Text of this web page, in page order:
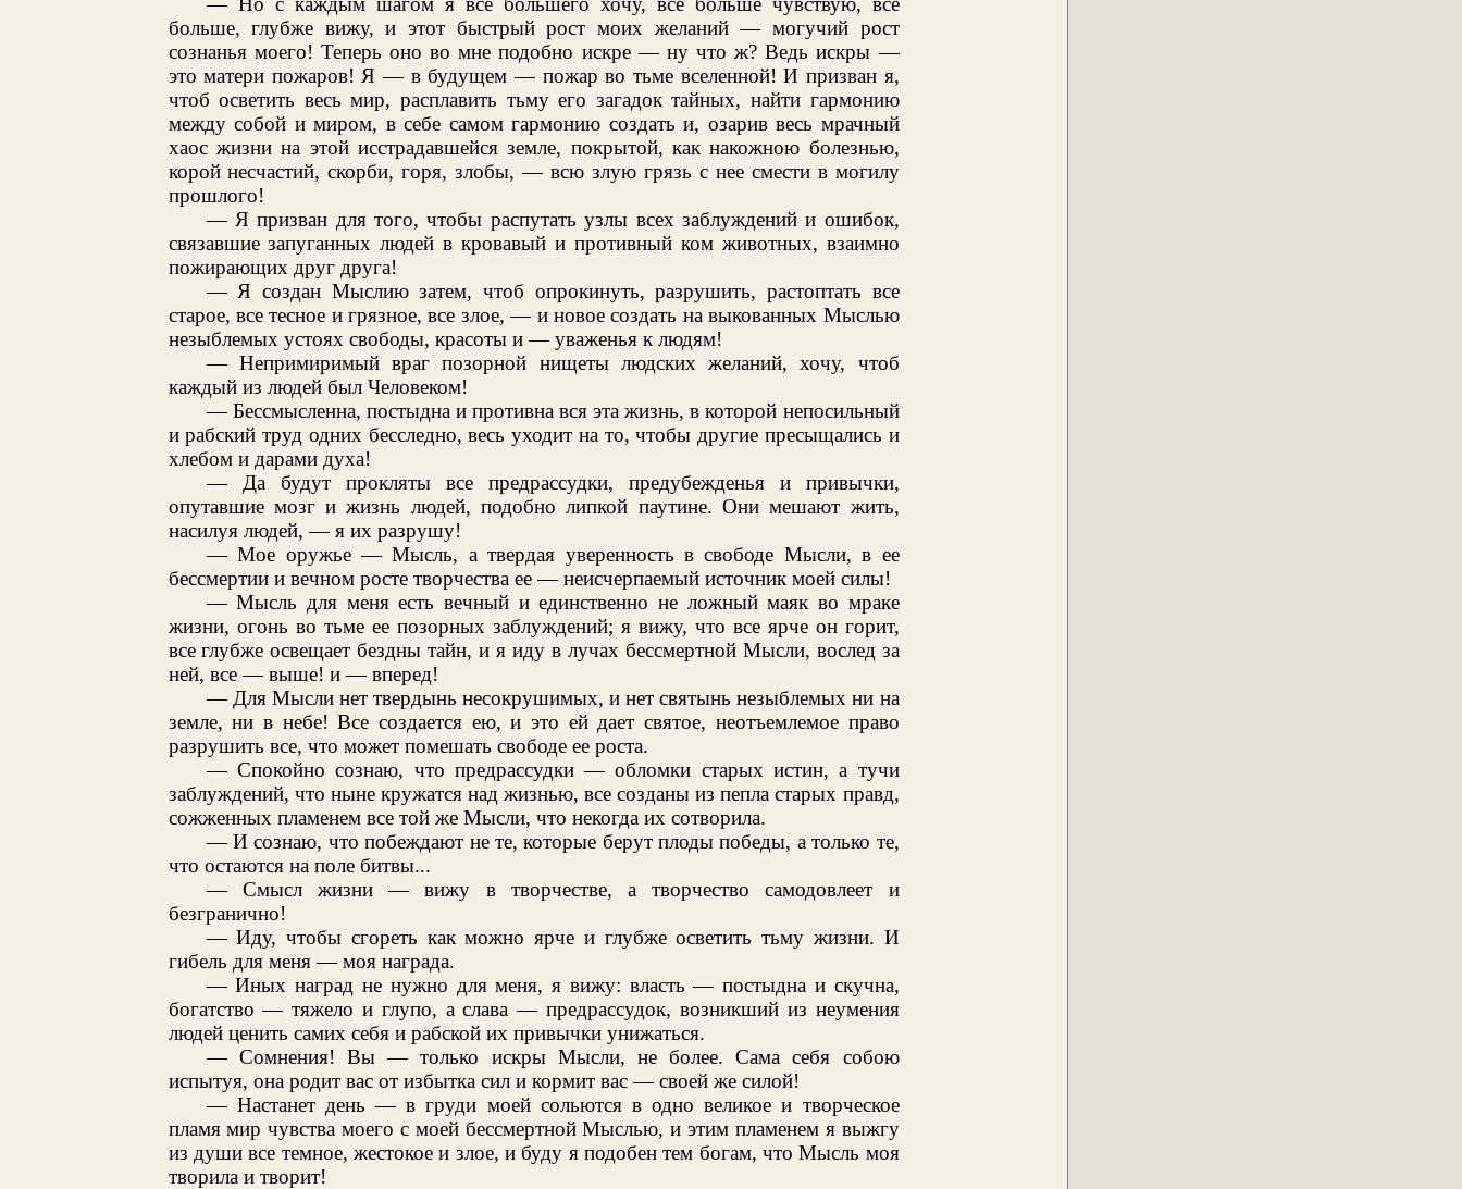
больше, глубже вижу, и этот быстрый рост моих желаний — могучий рост
сознанья моего! Теперь оно во мне подобно искре — ну что ж? Ведь искры —
это матери пожаров! Я — в будущем — пожар во тьме вселенной! И призван я,
чтоб осветить весь мир, расплавить тьму его загадок тайных, найти гармонию
между собой и миром, в себе самом гармонию создать и, озарив весь мрачный
хаос жизни на этой исстрадавшейся земле, покрытой, как накожною болезнью,
корой несчастий, скорби, горя, злобы, — всю злую грязь с нее смести в могилу
прошлого!
— Я призван для того, чтобы распутать узлы всех заблуждений и ошибок,
связавшие запуганных людей в кровавый и противный ком животных, взаимно
пожирающих друг друга!
— Я создан Мыслию затем, чтоб опрокинуть, разрушить, растоптать все
старое, все тесное и грязное, все злое, — и новое создать на выкованных Мыслью
незыблемых устоях свободы, красоты и — уваженья к людям!
— Непримиримый враг позорной нищеты людских желаний, хочу, чтоб
каждый из людей был Человеком!
— Бессмысленна, постыдна и противна вся эта жизнь, в которой непосильный
и рабский труд одних бесследно, весь уходит на то, чтобы другие пресыщались и
хлебом и дарами духа!
— Да будут прокляты все предрассудки, предубежденья и привычки,
опутавшие мозг и жизнь людей, подобно липкой паутине. Они мешают жить,
насилуя людей, — я их разрушу!
— Мое оружье — Мысль, а твердая уверенность в свободе Мысли, в ее
бессмертии и вечном росте творчества ее — неисчерпаемый источник моей силы!
— Мысль для меня есть вечный и единственно не ложный маяк во мраке
жизни, огонь во тьме ее позорных заблуждений; я вижу, что все ярче он горит,
все глубже освещает бездны тайн, и я иду в лучах бессмертной Мысли, вослед за
ней, все — выше! и — вперед!
— Для Мысли нет твердынь несокрушимых, и нет святынь незыблемых ни на
земле, ни в небе! Все создается ею, и это ей дает святое, неотъемлемое право
разрушить все, что может помешать свободе ее роста.
— Спокойно сознаю, что предрассудки — обломки старых истин, а тучи
заблуждений, что ныне кружатся над жизнью, все созданы из пепла старых правд,
сожженных пламенем все той же Мысли, что некогда их сотворила.
— И сознаю, что побеждают не те, которые берут плоды победы, а только те,
что остаются на поле битвы...
— Смысл жизни — вижу в творчестве, а творчество самодовлеет и
безгранично!
— Иду, чтобы сгореть как можно ярче и глубже осветить тьму жизни. И
гибель для меня — моя награда.
— Иных наград не нужно для меня, я вижу: власть — постыдна и скучна,
богатство — тяжело и глупо, а слава — предрассудок, возникший из неумения
людей ценить самих себя и рабской их привычки унижаться.
— Сомнения! Вы — только искры Мысли, не более. Сама себя собою
испытуя, она родит вас от избытка сил и кормит вас — своей же силой!
— Настанет день — в груди моей сольются в одно великое и творческое
пламя мир чувства моего с моей бессмертной Мыслью, и этим пламенем я выжгу
из души все темное, жестокое и злое, и буду я подобен тем богам, что Мысль моя
творила и творит!